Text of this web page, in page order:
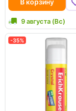
В корзину
9 августа (Вс)
-35%